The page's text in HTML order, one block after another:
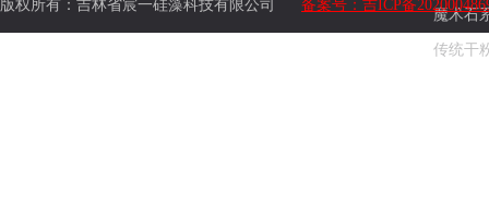
魔术石
传统干
版权所有：吉林省宸一硅藻科技有限公司 备案号：吉ICP备